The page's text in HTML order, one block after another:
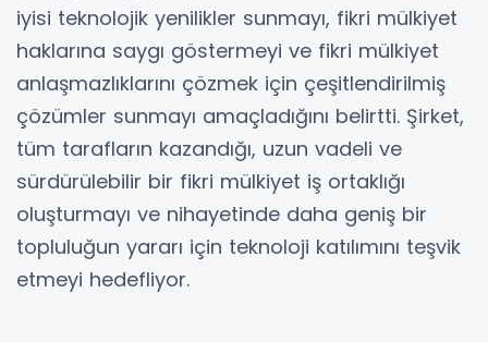
iyisi teknolojik yenilikler sunmayı, fikri mülkiyet
haklarına saygı göstermeyi ve fikri mülkiyet
anlaşmazlıklarını çözmek için çeşitlendirilmiş
çözümler sunmayı amaçladığını belirtti. Şirket,
tüm tarafların kazandığı, uzun vadeli ve
sürdürülebilir bir fikri mülkiyet iş ortaklığı
oluşturmayı ve nihayetinde daha geniş bir
topluluğun yararı için teknoloji katılımını teşvik
etmeyi hedefliyor.